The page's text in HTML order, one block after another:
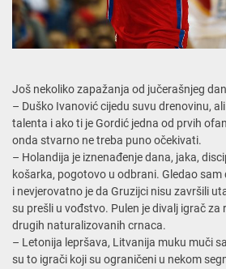
Još nekoliko zapažanja od jučerašnjeg
– Duško Ivanović cijedu suvu drenovinu,
talenta i ako ti je Gordić jedna od prvih
onda stvarno ne treba puno očekivati.
– Holandija je iznenađenje dana, jaka,
košarka, pogotovo u odbrani. Gledao
i nevjerovatno je da Gruzijci nisu završili
su prešli u vođstvo. Pulen je divalj igrač za
drugih naturalizovanih crnaca.
– Letonija lepršava, Litvanija muku muči
su to igrači koji su ograničeni u nekom